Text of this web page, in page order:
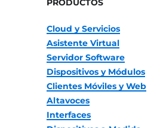
PRODUCTOS
Cloud y Servicios
Asistente Virtual
Servidor Software
Dispositivos y Módulos
Clientes Móviles y Web
Altavoces
Interfaces